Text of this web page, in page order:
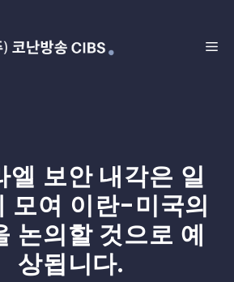
엘 보안 내각은 일
모여 이란-미국의
논의할 것으로 예
상됩니다.